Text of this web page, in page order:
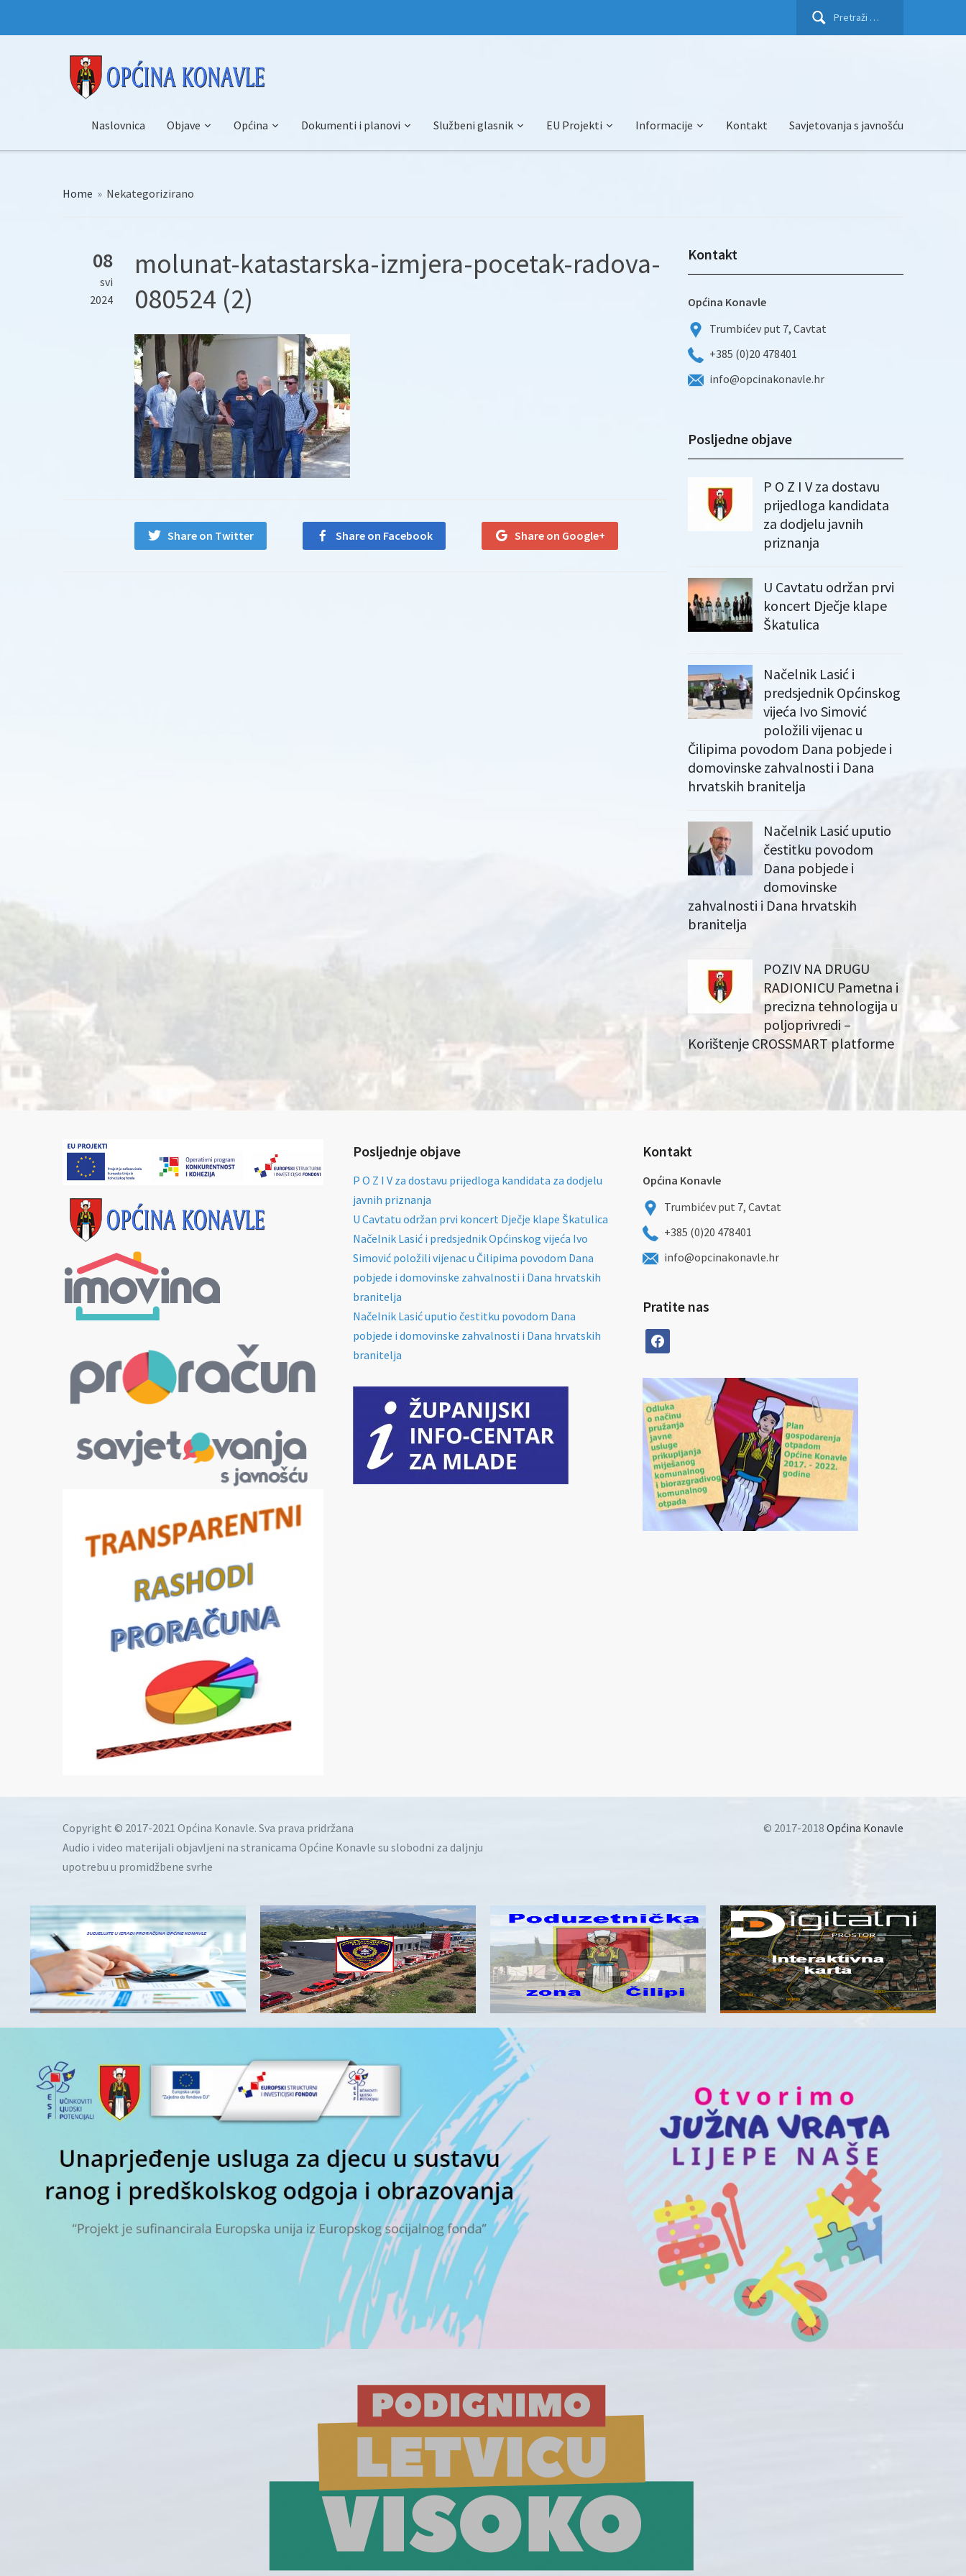
Pretraži:
Naslovnica Objave Općina Dokumenti i planovi Službeni glasnik EU Projekti Informacije Kontakt Savjetovanja s javnošću
Home » Nekategorizirano
08
svi
2024
molunat-katastarska-izmjera-pocetak-radova-
080524 (2)
Share on Twitter Share on Facebook Share on Google+
Kontakt
Općina Konavle
Trumbićev put 7, Cavtat
+385 (0)20 478401
info@opcinakonavle.hr
Posljedne objave
P O Z I V za dostavu
prijedloga kandidata
za dodjelu javnih
priznanja
U Cavtatu održan prvi
koncert Dječje klape
Škatulica
Načelnik Lasić i
predsjednik Općinskog
vijeća Ivo Simović
položili vijenac u
Čilipima povodom Dana pobjede i
domovinske zahvalnosti i Dana
hrvatskih branitelja
Načelnik Lasić uputio
čestitku povodom
Dana pobjede i
domovinske
zahvalnosti i Dana hrvatskih
branitelja
POZIV NA DRUGU
RADIONICU Pametna i
precizna tehnologija u
poljoprivredi –
Korištenje CROSSMART platforme
Posljednje objave
P O Z I V za dostavu prijedloga kandidata za dodjelu
javnih priznanja
U Cavtatu održan prvi koncert Dječje klape Škatulica
Načelnik Lasić i predsjednik Općinskog vijeća Ivo
Simović položili vijenac u Čilipima povodom Dana
pobjede i domovinske zahvalnosti i Dana hrvatskih
branitelja
Načelnik Lasić uputio čestitku povodom Dana
pobjede i domovinske zahvalnosti i Dana hrvatskih
branitelja
Kontakt
Općina Konavle
Trumbićev put 7, Cavtat
+385 (0)20 478401
info@opcinakonavle.hr
Pratite nas
facebook
Copyright © 2017-2021 Općina Konavle. Sva prava pridržana
Audio i video materijali objavljeni na stranicama Općine Konavle su slobodni za daljnju
upotrebu u promidžbene svrhe
© 2017-2018 Općina Konavle